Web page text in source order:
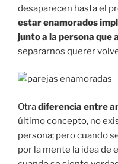
desaparecen hasta el
estar enamorados
junto a la persona que
separarnos querer
Otradiferencia entre
último concepto, no
persona; pero cuando
por la mente la idea de